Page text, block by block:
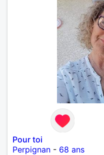
Pour toi
Perpignan - 68 ans